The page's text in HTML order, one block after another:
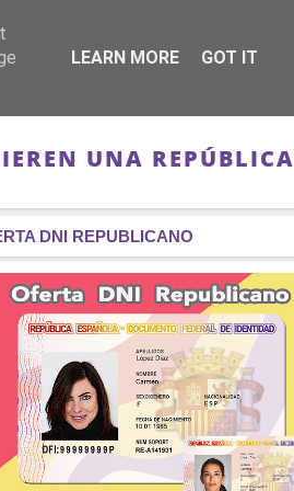
- MONARQUÍA
UNA REPÚBLICA
DNI REPUBLICANO
LEARN MORE GOT IT